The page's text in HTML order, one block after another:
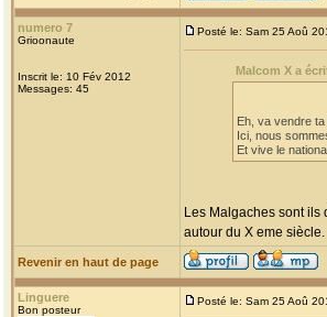
numero 7
Grioonaute
Inscrit le: 10 Fév 2012
Messages: 45
Posté le: Sam 25 Aoû
Malcom X a
Eh, va vendre
Ici, nous
Et vive le
Les Malgaches sont
autour du X eme siècle.
Revenir en haut de page
Linguere
Bon posteur
Posté le: Sam 25 Aoû